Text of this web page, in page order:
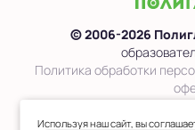
© 2006-2026
Политика обработки
Сведения об
Используя наш сайт, вы